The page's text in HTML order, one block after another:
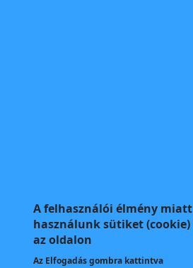
A felhasználói élmény miatt
használunk sütiket (cookie)
az oldalon
Az Elfogadásgombra kattintva